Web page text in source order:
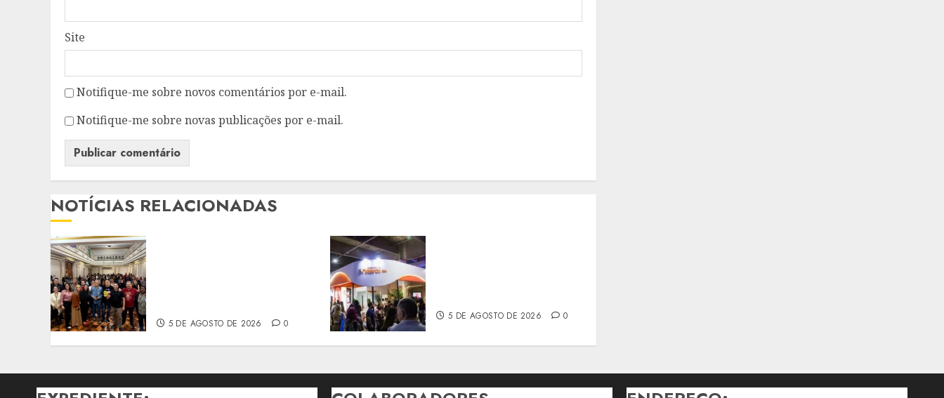
Site
Notifique-me sobre novos comentários por e-mail.
Notifique-me sobre novas publicações por e-mail.
NOTÍCIAS RELACIONADAS
5 DE AGOSTO DE 2026 0
5 DE AGOSTO DE 2026 0